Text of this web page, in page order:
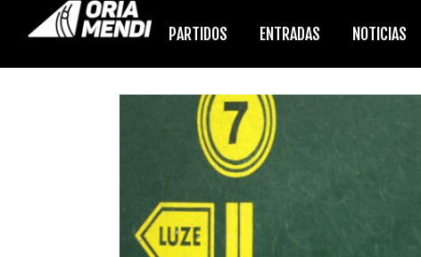
PARTIDOS ENTRADAS NOTICIAS